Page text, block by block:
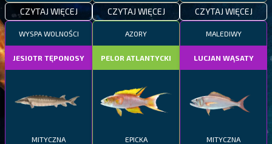
CZYTAJ WIĘCEJ CZYTAJ WIĘCEJ CZYTAJ WIĘCEJ
WYSPA WOLNOŚCI
JESIOTR TĘPONOSY
MITYCZNA
AZORY
PELOR ATLANTYCKI
EPICKA
MALEDIWY
LUCJAN WĄSATY
MITYCZNA